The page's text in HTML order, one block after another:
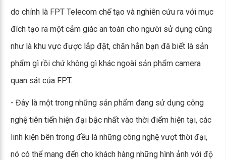
do chính là FPT Telecom chế tạo và nghiên cứu ra với mục
đích tạo ra một cảm giác an toàn cho người sử dụng cũng
như là khu vực được lắp đặt, chăn hẳn bạn đã biết là sản
phẩm gì rồi chứ không gì khác ngoài sản phẩm camera
quan sát của FPT.
- Đây là một trong những sản phẩm đang sử dụng công
nghệ tiên tiến hiện đại bậc nhất vào thời điểm hiện tại, các
linh kiện bên trong đều là những công nghệ vượt thời đại,
nó có thể mang đến cho khách hàng những hình ảnh với độ